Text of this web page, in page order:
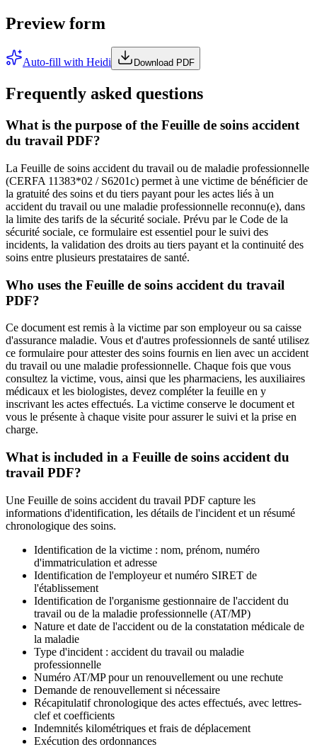
Preview form
Auto-fill with Heidi Download PDF
Frequently asked questions
What is the purpose of the Feuille de soins accident
du travail PDF?
La Feuille de soins accident du travail ou de maladie professionnelle
(CERFA 11383*02 / S6201c) permet à une victime de bénéficier de
la gratuité des soins et du tiers payant pour les actes liés à un
accident du travail ou une maladie professionnelle reconnu(e), dans
la limite des tarifs de la sécurité sociale. Prévu par le Code de la
sécurité sociale, ce formulaire est essentiel pour le suivi des
incidents, la validation des droits au tiers payant et la continuité des
soins entre plusieurs prestataires de santé.
Who uses the Feuille de soins accident du travail
PDF?
Ce document est remis à la victime par son employeur ou sa caisse
d'assurance maladie. Vous et d'autres professionnels de santé utilisez
ce formulaire pour attester des soins fournis en lien avec un accident
du travail ou une maladie professionnelle. Chaque fois que vous
consultez la victime, vous, ainsi que les pharmaciens, les auxiliaires
médicaux et les biologistes, devez compléter la feuille en y
inscrivant les actes effectués. La victime conserve le document et
vous le présente à chaque visite pour assurer le suivi et la prise en
charge.
What is included in a Feuille de soins accident du
travail PDF?
Une Feuille de soins accident du travail PDF capture les
informations d'identification, les détails de l'incident et un résumé
chronologique des soins.
Identification de la victime : nom, prénom, numéro
d'immatriculation et adresse
Identification de l'employeur et numéro SIRET de
l'établissement
Identification de l'organisme gestionnaire de l'accident du
travail ou de la maladie professionnelle (AT/MP)
Nature et date de l'accident ou de la constatation médicale de
la maladie
Type d'incident : accident du travail ou maladie
professionnelle
Numéro AT/MP pour un renouvellement ou une rechute
Demande de renouvellement si nécessaire
Récapitulatif chronologique des actes effectués, avec lettres-
clef et coefficients
Indemnités kilométriques et frais de déplacement
Exécution des ordonnances